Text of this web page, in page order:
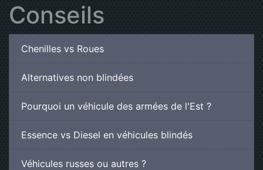
Conseils
Chenilles vs Roues
Alternatives non blindées
Pourquoi un véhicule des armées de l'Est ?
Essence vs Diesel en véhicules blindés
Véhicules russes ou autres ?